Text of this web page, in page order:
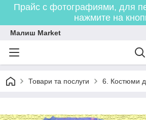
Прайс с фотографиями, для
нажмите на
Малиш Market
Товари та послуги 6. Костюми